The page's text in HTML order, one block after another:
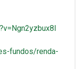
fundos/renda-